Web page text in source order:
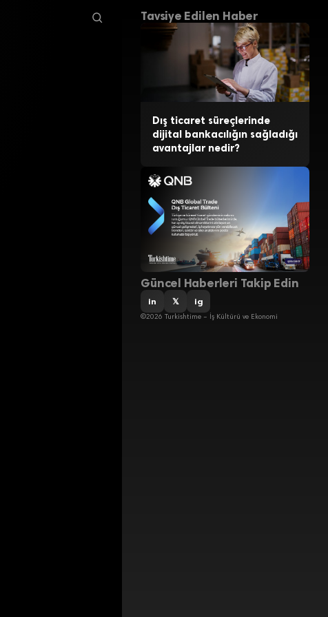
Tavsiye Edilen Haber
Dış ticaret süreçlerinde
dijital bankacılığın sağladığı
avantajlar nedir?
Güncel Haberleri Takip Edin
in 𝕏 ig
©2026 Turkishtime – İş Kültürü ve Ekonomi